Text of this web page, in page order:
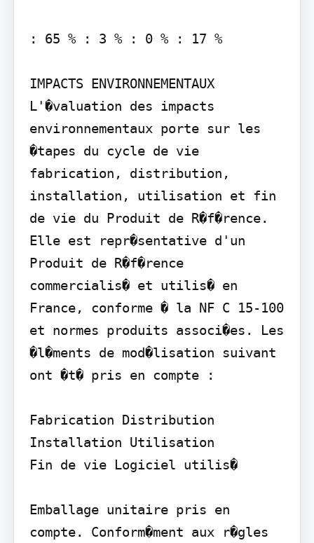
: 65 % : 3 % : 0 % : 17 %
IMPACTS ENVIRONNEMENTAUX
L'�valuation des impacts
environnementaux porte sur les
�tapes du cycle de vie
fabrication, distribution,
installation, utilisation et fin
de vie du Produit de R�f�rence.
Elle est repr�sentative d'un
Produit de R�f�rence
commercialis� et utilis� en
France, conforme � la NF C 15-100
et normes produits associ�es. Les
�l�ments de mod�lisation suivant
ont �t� pris en compte :
Fabrication Distribution
Installation Utilisation
Fin de vie Logiciel utilis�
Emballage unitaire pris en
compte. Conform�ment aux r�gles